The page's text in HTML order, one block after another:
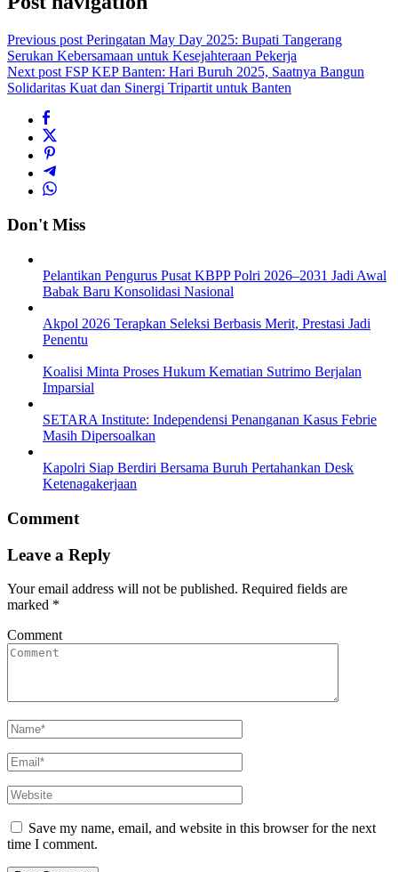
Previous post Peringatan May Day 2025: Bupati Tangerang
Serukan Kebersamaan untuk Kesejahteraan Pekerja
Next post FSP KEP Banten: Hari Buruh 2025, Saatnya Bangun
Solidaritas Kuat dan Sinergi Tripartit untuk Banten
Don't Miss
Pelantikan Pengurus Pusat KBPP Polri 2026–2031 Jadi Awal
Babak Baru Konsolidasi Nasional
Akpol 2026 Terapkan Seleksi Berbasis Merit, Prestasi Jadi
Penentu
Koalisi Minta Proses Hukum Kematian Sutrimo Berjalan
Imparsial
SETARA Institute: Independensi Penanganan Kasus Febrie
Masih Dipersoalkan
Kapolri Siap Berdiri Bersama Buruh Pertahankan Desk
Ketenagakerjaan
Comment
Leave a Reply
Your email address will not be published. Required fields are
marked *
Comment
Save my name, email, and website in this browser for the next
time I comment.